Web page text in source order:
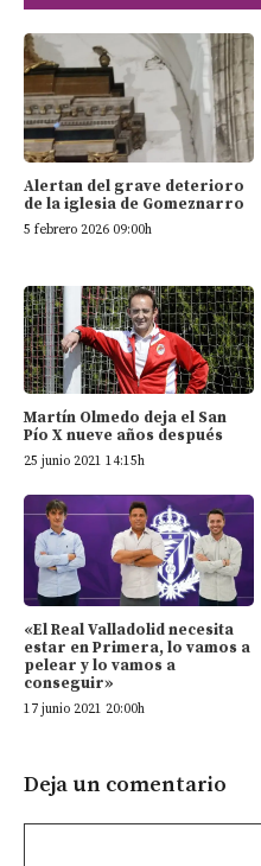
Alertan del grave deterioro
de la iglesia de Gomeznarro
5 febrero 2026 09:00h
Martín Olmedo deja el San
Pío X nueve años después
25 junio 2021 14:15h
«El Real Valladolid necesita
estar en Primera, lo vamos a
pelear y lo vamos a
conseguir»
17 junio 2021 20:00h
Deja un comentario